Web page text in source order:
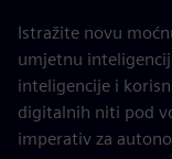
Istražite novu
umjetnu
inteligencije i
digitalnih niti pod
imperativ za